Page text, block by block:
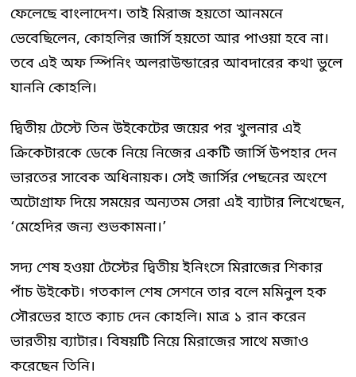
ফেলেছে বাংলাদেশ। তাই মিরাজ হয়তো আনমনে
ভেবেছিলেন, কোহলির জার্সি হয়তো আর পাওয়া হবে না।
তবে এই অফ স্পিনিং অলরাউন্ডারের আবদারের কথা ভুলে
যাননি কোহলি।
দ্বিতীয় টেস্টে তিন উইকেটের জয়ের পর খুলনার এই
ক্রিকেটারকে ডেকে নিয়ে নিজের একটি জার্সি উপহার দেন
ভারতের সাবেক অধিনায়ক। সেই জার্সির পেছনের অংশে
অটোগ্রাফ দিয়ে সময়ের অন্যতম সেরা এই ব্যাটার লিখেছেন,
‘মেহেদির জন্য শুভকামনা।’
সদ্য শেষ হওয়া টেস্টের দ্বিতীয় ইনিংসে মিরাজের শিকার
পাঁচ উইকেট। গতকাল শেষ সেশনে তার বলে মমিনুল হক
সৌরভের হাতে ক্যাচ দেন কোহলি। মাত্র ১ রান করেন
ভারতীয় ব্যাটার। বিষয়টি নিয়ে মিরাজের সাথে মজাও
করেছেন তিনি।